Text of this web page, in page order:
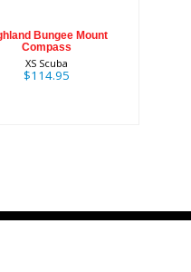
Bungee Mount
Compass
XS Scuba
$114.95